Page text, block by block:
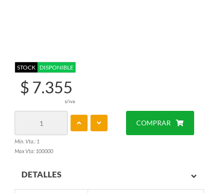
STOCK DISPONIBLE
$ 7.355
s/iva
Min. Vta.: 1
Max Vta: 100000
COMPRAR
DETALLES